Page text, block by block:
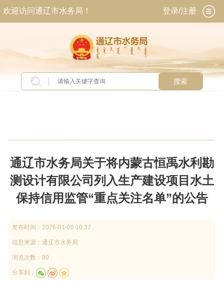
欢迎访问通辽市水务局！ 登录/注册
搜索
通辽市水务局关于将内蒙古恒禹水利勘
测设计有限公司列入生产建设项目水土
保持信用监管“重点关注名单”的公告
发布时间： 2026-01-09 10:37
信息来源： 通辽市水务局
浏览次数：80
分享到：